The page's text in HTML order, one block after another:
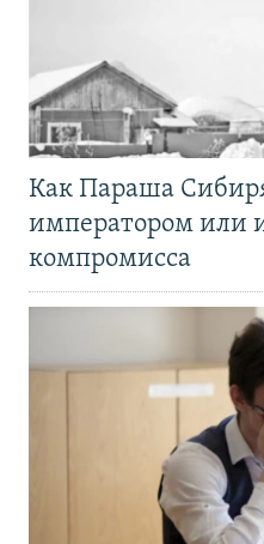
Как Параша
императором или
компромисса